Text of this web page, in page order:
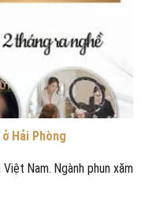
Hải Phòng
Nam. Ngành phun xăm